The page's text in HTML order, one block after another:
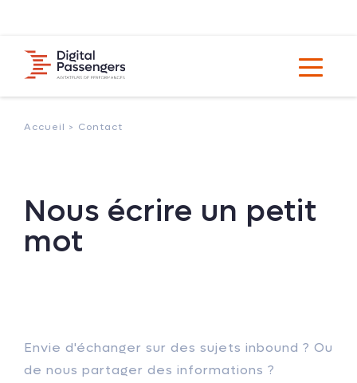
Accueil > Contact
Nous écrire un petit
mot
Envie d'échanger sur des sujets inbound ? Ou
de nous partager des informations ?